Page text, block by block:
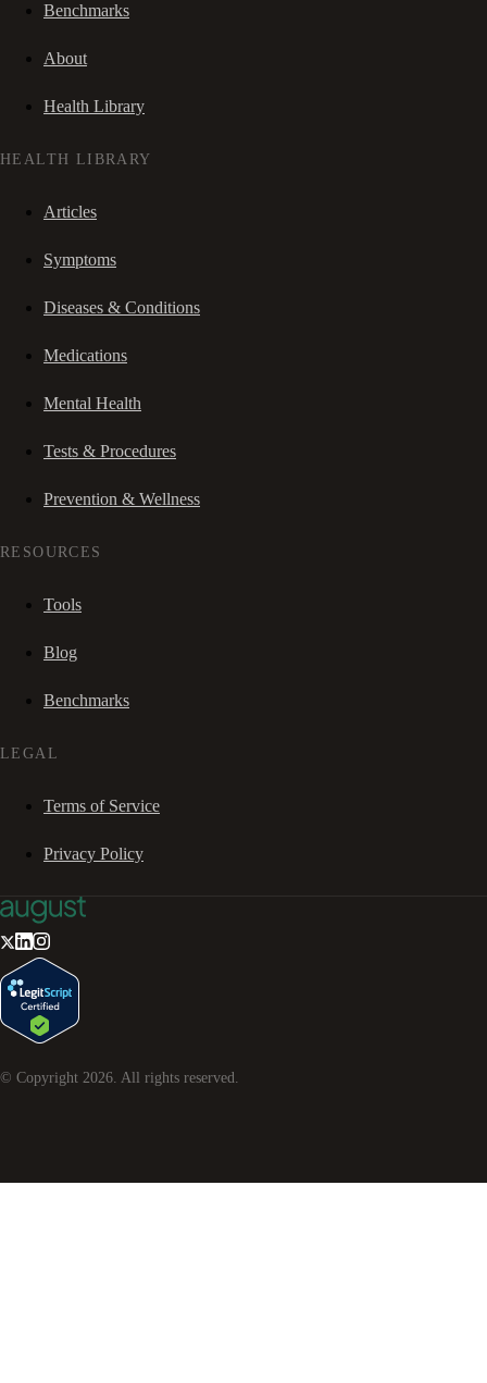
Benchmarks
About
Health Library
HEALTH LIBRARY
Articles
Symptoms
Diseases & Conditions
Medications
Mental Health
Tests & Procedures
Prevention & Wellness
RESOURCES
Tools
Blog
Benchmarks
LEGAL
Terms of Service
Privacy Policy
© Copyright 2026 . All rights reserved.